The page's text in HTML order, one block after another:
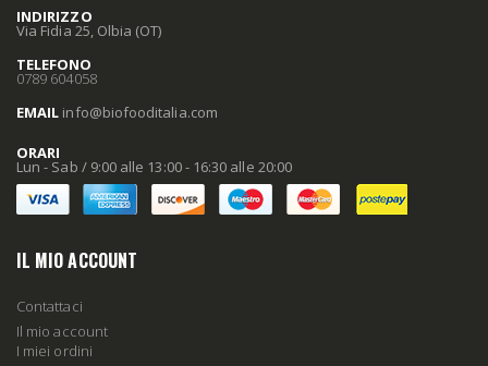
INDIRIZZO
Via Fidia 25, Olbia (OT)
TELEFONO
0789 604058
EMAIL info@biofooditalia.com
ORARI
Lun - Sab / 9:00 alle 13:00 - 16:30 alle 20:00
IL MIO ACCOUNT
Contattaci
Il mio account
I miei ordini